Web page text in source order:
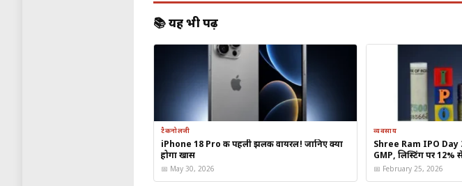
Bharti Airtel
Vodafone Idea
📚 यह भी पढ़ें
टैकनोलजी
iPhone 18 Pro की पहली झलक वायरल! जानिए क्या
होगा खास
📅 May 30, 2026
व्यवसाय
Shree Ram IPO Day
GMP, लिस्टिंग पर 12%
📅 February 25, 2026